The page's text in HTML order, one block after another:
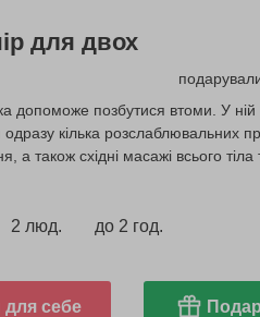
для двох
допоможе позбутися втоми. У ній
кілька розслаблювальних
а також східні масажі всього тіла
2 люд. до 2 год.
для себе